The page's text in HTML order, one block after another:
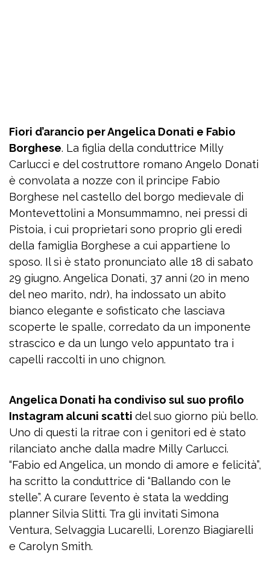
Fiori d’arancio per Angelica Donati e Fabio
Borghese. La figlia della conduttrice Milly
Carlucci e del costruttore romano Angelo Donati
è convolata a nozze con il principe Fabio
Borghese nel castello del borgo medievale di
Montevettolini a Monsummamno, nei pressi di
Pistoia, i cui proprietari sono proprio gli eredi
della famiglia Borghese a cui appartiene lo
sposo. Il sì è stato pronunciato alle 18 di sabato
29 giugno. Angelica Donati, 37 anni (20 in meno
del neo marito, ndr), ha indossato un abito
bianco elegante e sofisticato che lasciava
scoperte le spalle, corredato da un imponente
strascico e da un lungo velo appuntato tra i
capelli raccolti in uno chignon.
Angelica Donati ha condiviso sul suo profilo
Instagram alcuni scatti del suo giorno più bello.
Uno di questi la ritrae con i genitori ed è stato
rilanciato anche dalla madre Milly Carlucci.
“Fabio ed Angelica, un mondo di amore e felicità”,
ha scritto la conduttrice di “Ballando con le
stelle”. A curare l’evento è stata la wedding
planner Silvia Slitti. Tra gli invitati Simona
Ventura, Selvaggia Lucarelli, Lorenzo Biagiarelli
e Carolyn Smith.